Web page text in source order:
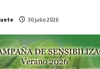
30 julio 2026